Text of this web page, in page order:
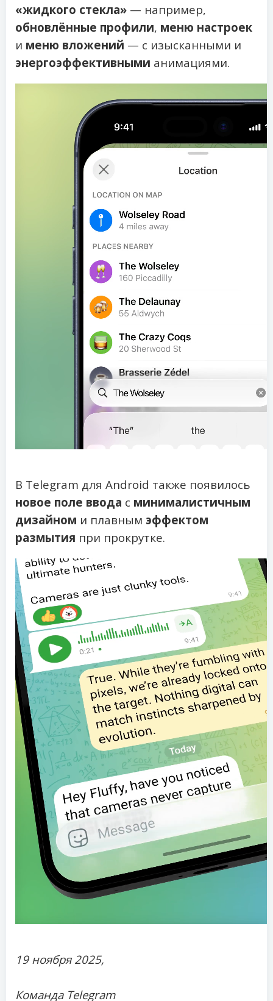
«жидкого стекла» — например,
обновлённые профили, меню настроек
и меню вложений — с изысканными и
энергоэффективными анимациями.
В Telegram для Android также появилось
новое поле ввода с минималистичным
дизайном и плавным эффектом
размытия при прокрутке.
19 ноября 2025,
Команда Telegram